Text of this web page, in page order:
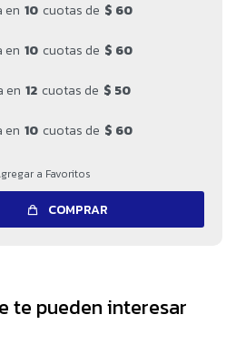
en 10 cuotas de $ 60
en 10 cuotas de $ 60
en 12 cuotas de $ 50
en 10 cuotas de $ 60
COMPRAR
te pueden interesar